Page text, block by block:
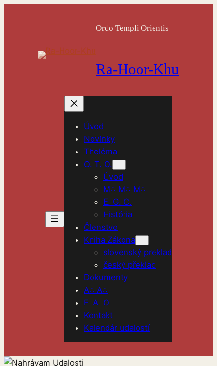
Ordo Templi Orientis
Ra-Hoor-Khu
Úvod
Novinky
Theléma
O. T. O.
Úvod
M∴ M∴ M∴
E. G. C.
História
Členstvo
Kniha Zákona
slovenský preklad
český překlad
Dokumenty
A∴ A∴
F. A. Q.
Kontakt
Kalendár udalostí